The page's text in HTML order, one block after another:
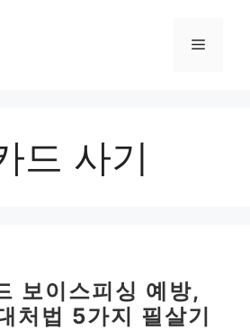
메
드 사기
보이스피싱 예방,
처법 5가지 필살기